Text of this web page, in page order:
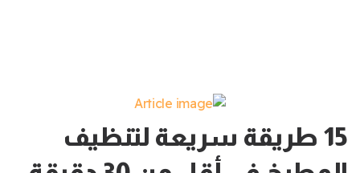
15 طريقة سريعة لتنظيف